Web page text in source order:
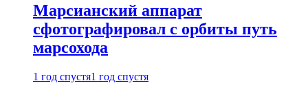
Марсианский аппарат
сфотографировал с орбиты путь
марсохода
1 год спустя1 год спустя